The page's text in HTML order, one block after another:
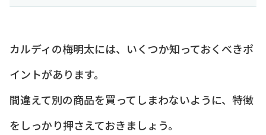
カルディの梅明太には、いくつか知っておくべきポ
イントがあります。
間違えて別の商品を買ってしまわないように、特徴
をしっかり押さえておきましょう。